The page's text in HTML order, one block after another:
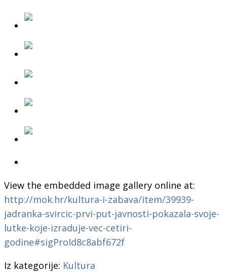
View the embedded image gallery online at:
http://mok.hr/kultura-i-zabava/item/39939-
jadranka-svircic-prvi-put-javnosti-pokazala-svoje-
lutke-koje-izraduje-vec-cetiri-
godine#sigProId8c8abf672f
Iz kategorije: Kultura